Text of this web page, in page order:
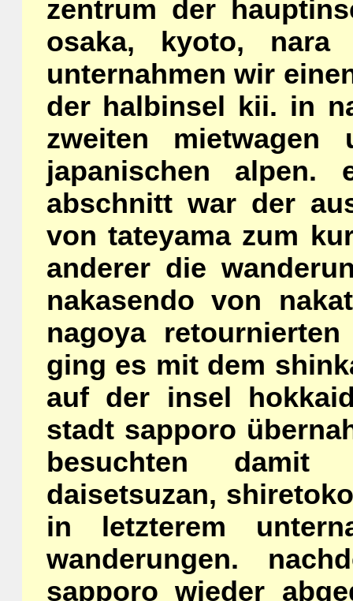
zentrum der
osaka, kyoto, nara
unternahmen wir
der halbinsel kii. in
zweiten
japanischen alpen.
abschnitt war der
von tateyama zum
anderer die
nakasendo von
nagoya
ging es mit dem
auf der insel
stadt sapporo
besuchten damit
daisetsuzan,
in letzterem
wanderungen.
sapporo wieder